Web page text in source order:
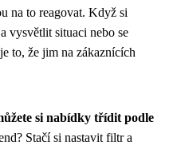
na to reagovat. Když si
vysvětlit situaci nebo se
to, že jim na zákaznících
si nabídky třídit podle
Stačí si nastavit filtr a